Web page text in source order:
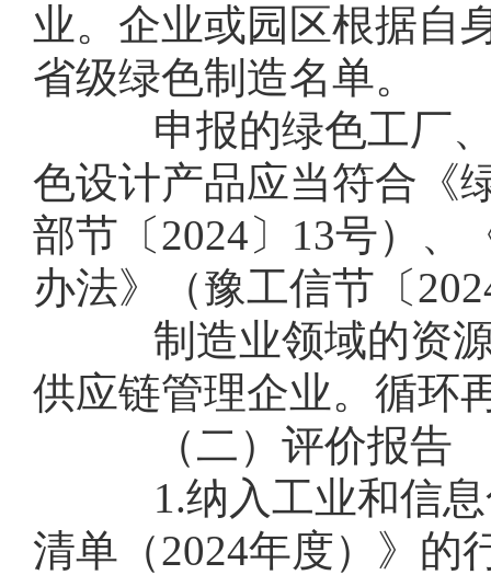
业。企业或园区根据自
省级绿色制造名单。
申报的绿色工厂、
色设计产品应当符合《
部节〔2024〕13号）、
办法》（豫工信节〔
制造业领域的资源
供应链管理企业。循环
（二）评价报告
1.纳入工业和信息
清单（2024年度）》的